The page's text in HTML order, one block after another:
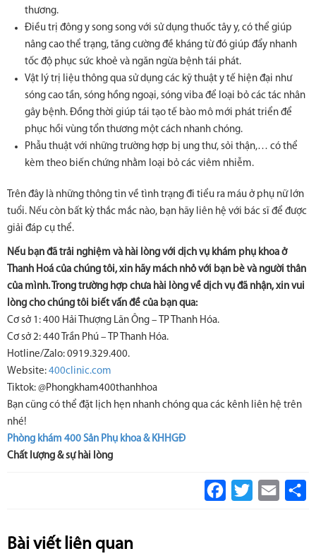
thương.
Điều trị đông y song song với sử dụng thuốc tây y, có thể giúp
nâng cao thể trạng, tăng cường đề kháng từ đó giúp đẩy nhanh
tốc độ phục sức khoẻ và ngăn ngừa bệnh tái phát.
Vật lý trị liệu thông qua sử dụng các kỹ thuật y tế hiện đại như
sóng cao tần, sóng hồng ngoại, sóng viba để loại bỏ các tác nhân
gây bệnh. Đồng thời giúp tái tạo tế bào mô mới phát triển để
phục hồi vùng tổn thương một cách nhanh chóng.
Phẫu thuật với những trường hợp bị ung thư, sỏi thận,… có thể
kèm theo biến chứng nhằm loại bỏ các viêm nhiễm.
Trên đây là những thông tin về tình trạng đi tiểu ra máu ở phụ nữ lớn
tuổi. Nếu còn bất kỳ thắc mắc nào, bạn hãy liên hệ với bác sĩ để được
giải đáp cụ thể.
Nếu bạn đã trải nghiệm và hài lòng với dịch vụ khám phụ khoa ở
Thanh Hoá của chúng tôi, xin hãy mách nhỏ với bạn bè và người thân
của mình. Trong trường hợp chưa hài lòng về dịch vụ đã nhận, xin vui
lòng cho chúng tôi biết vấn đề của bạn qua:
Cơ sở 1: 400 Hải Thượng Lãn Ông – TP Thanh Hóa.
Cơ sở 2: 440 Trần Phú – TP Thanh Hóa.
Hotline/Zalo: 0919.329.400.
Website: 400clinic.com
Tiktok: @Phongkham400thanhhoa
Bạn cũng có thể đặt lịch hẹn nhanh chóng qua các kênh liên hệ trên
nhé!
Phòng khám 400 Sản Phụ khoa & KHHGĐ
Chất lượng & sự hài lòng
Facebook
Twitter Email
Bài viết liên quan